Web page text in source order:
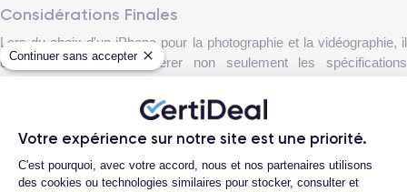
Continuer sans accepter
Votre expérience sur notre site est une priorité.
Plateforme de Gestion du
C'est pourquoi, avec votre accord, nous et nos partenaires utilisons
des cookies ou technologies similaires pour stocker, consulter et
Considérations Finales
Lors du choix d'un iPhone pour la photographie et la vidéographie, il
est important de considérer non seulement les spécifications
modèles Pro offrent les fonctionnalités les plus avancées, les
modèles standards et SE peuvent également fournir d'excellentes
performances à un prix plus abordable. Quel que soit le modèle
choisi, les iPhones restent l'une des meilleures options pour la
photographie mobile grâce à leur qualité et à leur innovation